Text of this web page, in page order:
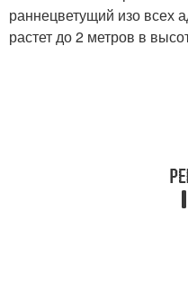
раннецветущий изо всех
растет до 2 метров в